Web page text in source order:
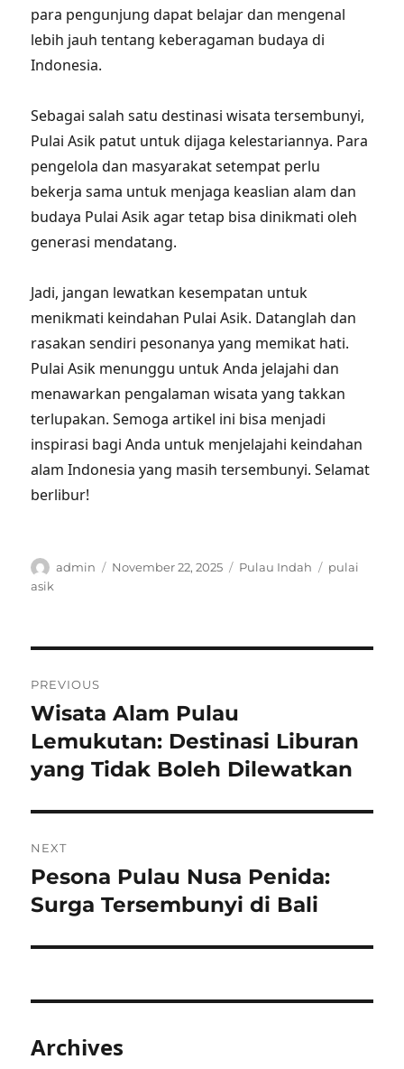
para pengunjung dapat belajar dan mengenal
lebih jauh tentang keberagaman budaya di
Indonesia.
Sebagai salah satu destinasi wisata tersembunyi,
Pulai Asik patut untuk dijaga kelestariannya. Para
pengelola dan masyarakat setempat perlu
bekerja sama untuk menjaga keaslian alam dan
budaya Pulai Asik agar tetap bisa dinikmati oleh
generasi mendatang.
Jadi, jangan lewatkan kesempatan untuk
menikmati keindahan Pulai Asik. Datanglah dan
rasakan sendiri pesonanya yang memikat hati.
Pulai Asik menunggu untuk Anda jelajahi dan
menawarkan pengalaman wisata yang takkan
terlupakan. Semoga artikel ini bisa menjadi
inspirasi bagi Anda untuk menjelajahi keindahan
alam Indonesia yang masih tersembunyi. Selamat
berlibur!
Author
admin
Posted
November 22, 2025 Categories
Pulau Indah Tags
pulai
asik
navigation
PREVIOUS
Previous
post:
Wisata Alam Pulau
Lemukutan: Destinasi Liburan
yang Tidak Boleh Dilewatkan
NEXT
Next
post:
Pesona Pulau Nusa Penida:
Surga Tersembunyi di Bali
Archives